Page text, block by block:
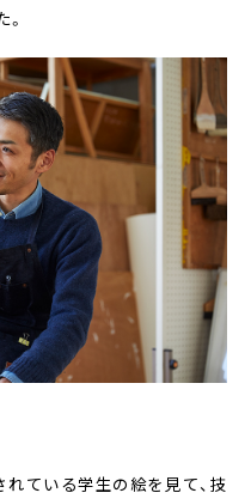
ている学生の絵を見て、技